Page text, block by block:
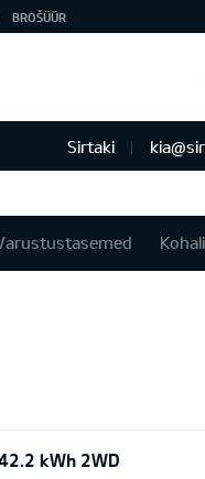
BROŠÜÜR
Sirtaki
kWh 2WD